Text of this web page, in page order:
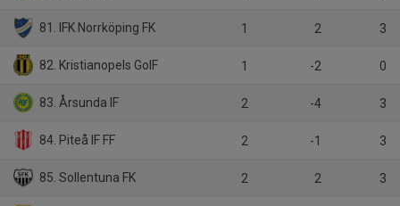
81. IFK Norrköping FK 1 2 3
82. Kristianopels GoIF 1 -2 0
83. Årsunda IF 2 -4 3
84. Piteå IF FF 2 -1 3
85. Sollentuna FK 2 2 3